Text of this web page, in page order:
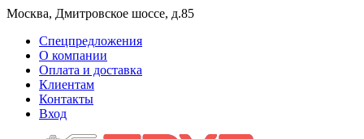
Москва, Дмитровское шоссе, д.85
Спецпредложения
О компании
Оплата и доставка
Клиентам
Контакты
Вход